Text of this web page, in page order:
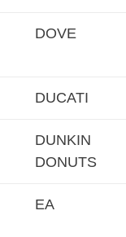
DOVE
DUCATI
DUNKIN
DONUTS
EA